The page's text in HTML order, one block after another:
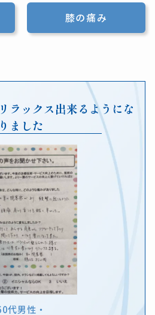
膝の痛み
ラックス出来るようにな
りました
代男性 ・